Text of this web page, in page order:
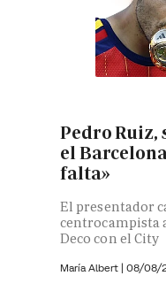
Pedro Ruiz,
el
falta»
El presentador
centrocampista
Deco con el City
María Albert | 08/08/